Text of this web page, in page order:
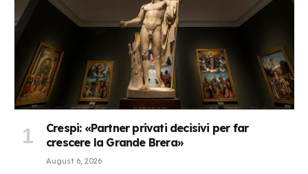
Crespi: «Partner privati decisivi per far
crescere la Grande Brera»
August 6, 2026